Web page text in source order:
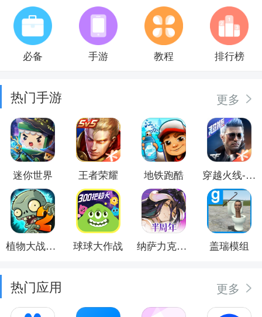
必备 手游 教程 排行榜
热门手游 更多
迷你世界 王者荣耀 地铁跑酷 穿越火线-枪战王者
植物大战僵尸2 球球大作战 纳萨力克之王 盖瑞模组
热门应用 更多